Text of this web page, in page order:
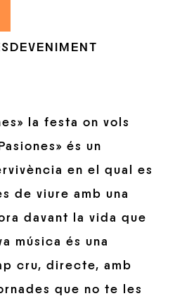
la festa on vols
és un
en el qual es
de viure amb una
davant la vida que
música és una
cru, directe, amb
que no te les